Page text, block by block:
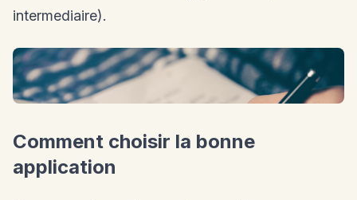
intermediaire).
Comment choisir la bonne
application